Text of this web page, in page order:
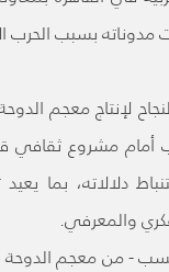
مدوناته بسبب
لإنتاج معجم
أمام مشروع
بما يعيد
والمعرفي.
- من معجم الدوحة